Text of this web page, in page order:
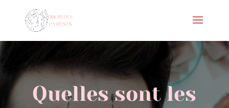
Quelles sont les